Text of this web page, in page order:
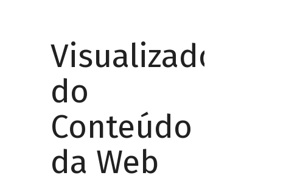
Visualizador
do
Conteúdo
da Web